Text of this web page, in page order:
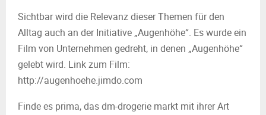
Sichtbar wird die Relevanz dieser Themen für den
Alltag auch an der Initiative „Augenhöhe“. Es wurde ein
Film von Unternehmen gedreht, in denen „Augenhöhe“
gelebt wird. Link zum Film:
http://augenhoehe.jimdo.com
Finde es prima, das dm-drogerie markt mit ihrer Art